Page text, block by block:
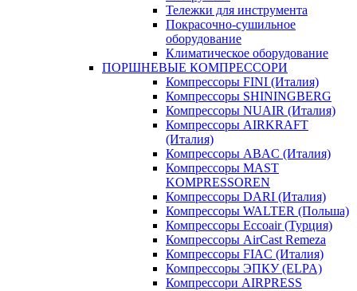
Тележки для инструмента
Покрасочно-сушильное
оборудование
Климатическое оборудование
ПОРШНЕВЫЕ КОМПРЕССОРИ
Компрессоры FINI (Италия)
Компрессоры SHININGBERG
Компрессоры NUAIR (Италия)
Компрессоры AIRKRAFT
(Италия)
Компрессоры ABAC (Италия)
Компрессоры MAST
KOMPRESSOREN
Компрессоры DARI (Италия)
Компрессоры WALTER (Польша)
Компрессоры Eccoair (Турция)
Компрессоры AirCast Remeza
Компрессоры FIAC (Италия)
Компрессоры ЭПКУ ​​(ELPA)
Компрессори AIRPRESS